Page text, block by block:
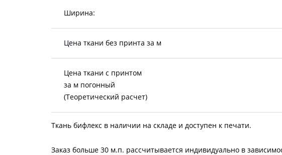
Ширина:
Цена ткани без принта за м
Цена ткани с принтом
за м погонный
(Теоретический расчет)
Ткань бифлекс в наличии на складе и доступен к печати.
Заказ больше 30 м.п. рассчитывается индивидуально в